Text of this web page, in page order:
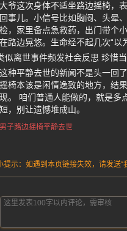
大爷这次身体不适坐路边摇椅，
回事儿。小信号比如胸闷、头晕
检，家里备点急救药，出门带个
在路边晃悠。生命经不起几次“以为
似离世事件频发社会反思 珍惜
这种平静去世的新闻不是头一回
摇椅本该是闲情逸致的地方，结
现。 咱们普通人能做的，就是多
短，别让遗憾堆成山。
男子路边摇椅平静去世
提示：如遇到本页链接失效，请发送